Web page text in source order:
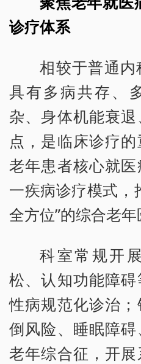
诊疗体系
相较于普通
具有多病共存、
杂、身体机能衰
点，是临床诊疗
老年患者核心就
一疾病诊疗模式，
全方位”的综合老年
科室常规开
松、认知功能障
性病规范化诊治
倒风险、睡眠障
老年综合征，开